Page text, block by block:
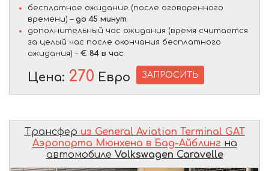
бесплатное ожидание (после оговоренного
времени) – до 45 минут
дополнительный час ожидания (время считается
за целый час после окончания бесплатного
ожидания) – € 84 в час
Цена: 270 Евро ЗАПРОСИТЬ
Трансфер из General Aviation Terminal GAT
Аэропорта Мюнхена в Бад-Айблинг на
автомобиле Volkswagen Caravelle